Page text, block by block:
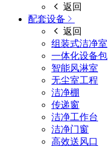
返回
配套设备
返回
组装式洁净室
一体化设备包
智能风淋室
无尘室工程
洁净棚
传递窗
洁净工作台
洁净门窗
高效送风口